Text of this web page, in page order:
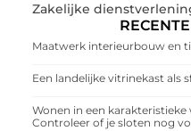
Zakelijke
Maatwerk interieurbouw en
Een landelijke vitrinekast als
Wonen in een
Controleer of je sloten nog